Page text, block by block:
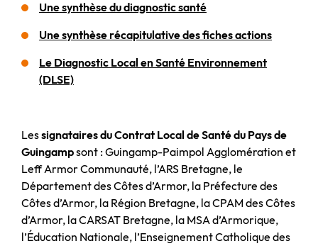
Une synthèse du diagnostic santé
Une synthèse récapitulative des fiches actions
Le Diagnostic Local en Santé Environnement
(DLSE)
Lessignataires du Contrat Local de Santé du Pays de
Guingampsont : Guingamp-Paimpol Agglomération et
Leff Armor Communauté, l’ARS Bretagne, le
Département des Côtes d’Armor, la Préfecture des
Côtes d’Armor, la Région Bretagne, la CPAM des Côtes
d’Armor, la CARSAT Bretagne, la MSA d’Armorique,
l’Éducation Nationale, l’Enseignement Catholique des